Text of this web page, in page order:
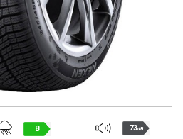
B 73dB